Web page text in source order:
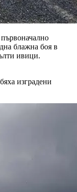
блажна боя в
ивици.
изградени